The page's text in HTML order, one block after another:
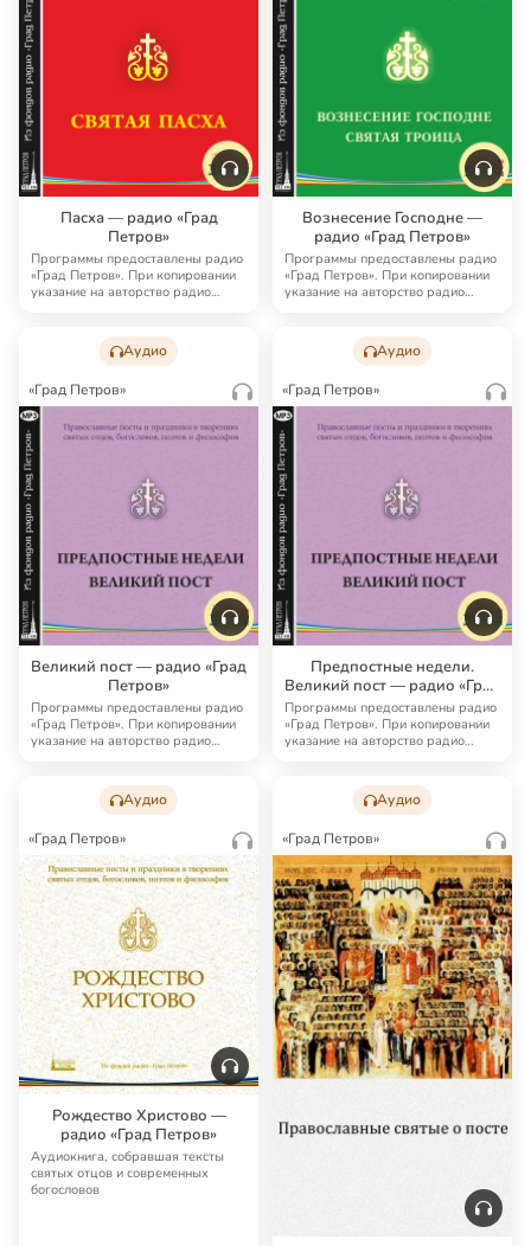
Пасха — радио «Град
Петров»
Программы предоставлены радио
«Град Петров». При копировании
указание на авторство радио
Вознесение Господне —
радио «Град Петров»
Программы предоставлены радио
«Град Петров». При копировании
указание на авторство радио
Аудио
«Град Петров»
Великий пост — радио «Град
Петров»
Программы предоставлены радио
«Град Петров». При копировании
указание на авторство радио
Аудио
«Град Петров»
Предпостные недели.
Великий пост — радио «Град
Петров»
Программы предоставлены радио
«Град Петров». При копировании
указание на авторство радио
Аудио
«Град Петров»
Рождество Христово —
радио «Град Петров»
Аудиокнига, собравшая тексты
святых отцов и современных
богословов
Аудио
«Град Петров»